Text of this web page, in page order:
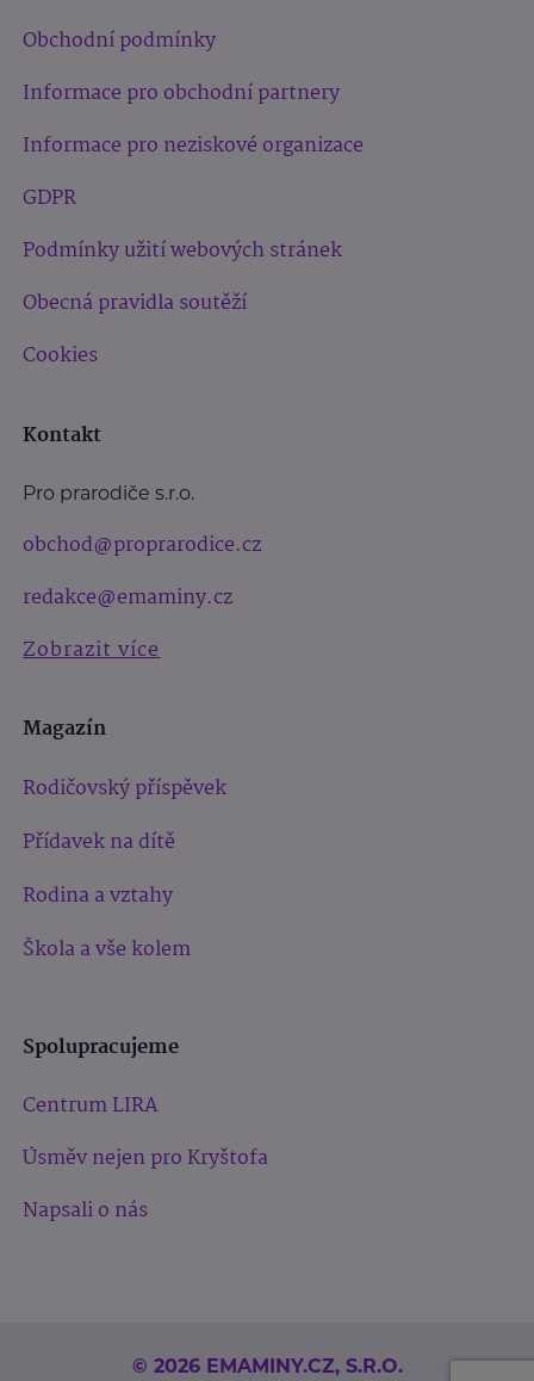
Obchodní podmínky
Informace pro obchodní partnery
Informace pro neziskové organizace
GDPR
Podmínky užití webových stránek
Obecná pravidla soutěží
Cookies
Kontakt
Pro prarodiče s.r.o.
obchod@proprarodice.cz
redakce@emaminy.cz
Zobrazit více
Magazín
Rodičovský příspěvek
Přídavek na dítě
Rodina a vztahy
Škola a vše kolem
Spolupracujeme
Centrum LIRA
Úsměv nejen pro Kryštofa
Napsali o nás
© 2026 EMAMINY.CZ, S.R.O.